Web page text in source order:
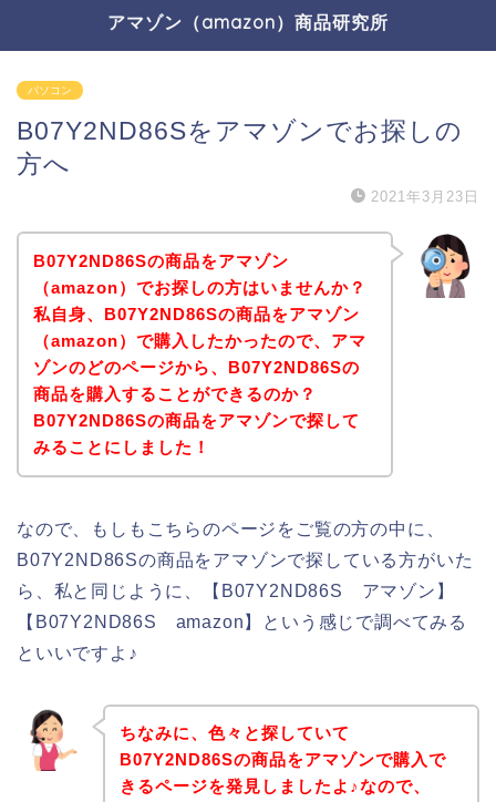
アマゾン（amazon）商品研究所
パソコン
B07Y2ND86Sをアマゾンでお探しの
方へ
2021年3月23日
B07Y2ND86Sの商品をアマゾン
（amazon）でお探しの方はいませんか？
私自身、B07Y2ND86Sの商品をアマゾン
（amazon）で購入したかったので、アマ
ゾンのどのページから、B07Y2ND86Sの
商品を購入することができるのか？
B07Y2ND86Sの商品をアマゾンで探して
みることにしました！
なので、もしもこちらのページをご覧の方の中に、
B07Y2ND86Sの商品をアマゾンで探している方がいた
ら、私と同じように、【B07Y2ND86S アマゾン】
【B07Y2ND86S amazon】という感じで調べてみる
といいですよ♪
ちなみに、色々と探していて
B07Y2ND86Sの商品をアマゾンで購入で
きるページを発見しましたよ♪なので、